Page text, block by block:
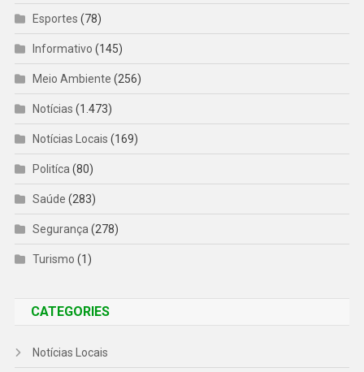
Esportes (78)
Informativo (145)
Meio Ambiente (256)
Notícias (1.473)
Notícias Locais (169)
Politíca(80)
Saúde (283)
Segurança(278)
Turismo (1)
CATEGORIES
Notícias Locais